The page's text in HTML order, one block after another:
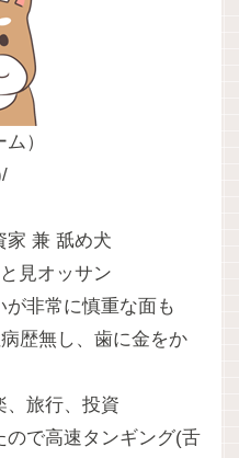
）
家 兼 舐め犬
見オッサン
非常に慎重な面も
歴無し、歯に金をか
、旅行、投資
で高速タンギング(舌